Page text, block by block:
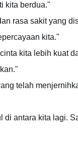
kita berdua."
rasa sakit yang
kita."
kita lebih kuat
telah
antara kita lagi.